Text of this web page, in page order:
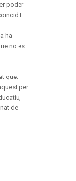
poder
ha
no es
que:
per
de